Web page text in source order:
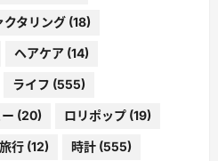
クタリング (18)
ヘアケア (14)
ライフ (555)
(20) ロリポップ (19)
旅行 (12) 時計 (555)